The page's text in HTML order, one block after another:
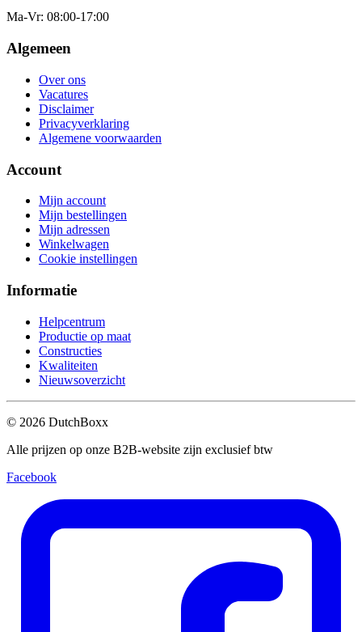
Ma-Vr: 08:00-17:00
Algemeen
Over ons
Vacatures
Disclaimer
Privacyverklaring
Algemene voorwaarden
Account
Mijn account
Mijn bestellingen
Mijn adressen
Winkelwagen
Cookie instellingen
Informatie
Helpcentrum
Productie op maat
Constructies
Kwaliteiten
Nieuwsoverzicht
© 2026 DutchBoxx
Alle prijzen op onze B2B-website zijn exclusief btw
Facebook